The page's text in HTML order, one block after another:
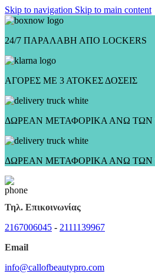
Skip to navigation Skip to main content
24/7 ΠΑΡΑΛΑΒΗ ΑΠΟ LOCKERS
ΑΓΟΡΕΣ ΜΕ 3 ΑΤΟΚΕΣ ΔΟΣΕΙΣ
ΔΩΡΕΑΝ ΜΕΤΑΦΟΡΙΚΑ ΑΝΩ ΤΩΝ
ΔΩΡΕΑΝ ΜΕΤΑΦΟΡΙΚΑ ΑΝΩ ΤΩΝ
Τηλ. Επικοινωνίας
2167006045 - 2111139967
Email
info@callofbeautypro.com